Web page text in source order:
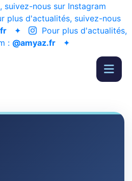
suivez-nous sur Instagram
plus d'actualités, suivez-nous
✦
Pour plus d'actualités,
: @amyaz.fr ✦